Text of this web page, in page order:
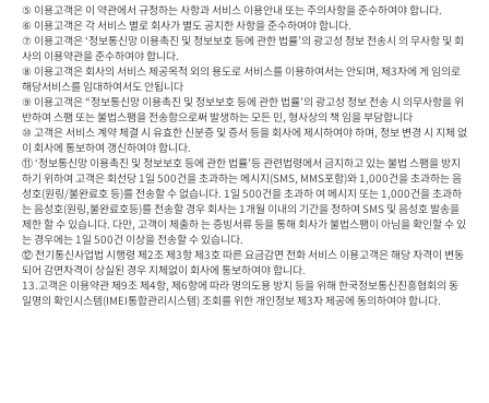
⑤ 이용고객은 이 약관에서 규정하는 사항과 서비스 이용안내 또는 주의사항을 준수하여야 합니다.
⑥ 이용고객은 각 서비스 별로 회사가 별도 공지한 사항을 준수하여야 합니다.
⑦ 이용고객은 ‘정보통신망 이용촉진 및 정보보호 등에 관한 법률’의 광고성 정보 전송시 의 무사항 및 회
사의 이용약관을 준수하여야 합니다.
⑧ 이용고객은 회사의 서비스 제공목적 외의 용도로 서비스를 이용하여서는 안되며, 제3자에 게 임의로
해당서비스를 임대하여서도 안됩니다
⑨ 이용고객은 “정보통신망 이용촉진 및 정보보호 등에 관한 법률’의 광고성 정보 전송 시 의무사항을 위
반하여 스팸 또는 불법스팸을 전송함으로써 발생하는 모든 민, 형사상의 책 임을 부담합니다
⑩ 고객은 서비스 계약 체결 시 유효한 신분증 및 증서 등을 회사에 제시하여야 하며, 정보 변경 시 지체 없
이 회사에 통보하여 갱신하여야 합니다.
⑪ ‘정보통신망 이용촉진 및 정보보호 등에 관한 법률’등 관련법령에서 금지하고 있는 불법 스팸을 방지
하기 위하여 고객은 회선당 1일 500건을 초과하는 메시지(SMS, MMS포함)와 1,000건을 초과하는 음
성호(원링/불완료호 등)를 전송할 수 없습니다. 1일 500건을 초과하 여 메시지 또는 1,000건을 초과하
는 음성호(원링,불완료호등)를 전송할 경우 회사는 1개월 이내의 기간을 정하여 SMS 및 음성호 발송을
제한 할 수 있습니다. 다만, 고객이 제출하 는 증빙서류 등을 통해 회사가 불법스팸이 아님을 확인할 수 있
는 경우에는 1일 500건 이상을 전송할 수 있습니다.
⑫ 전기통신사업법 시행령 제2조 제3항 제3호 따른 요금감면 전화 서비스 이용고객은 해당 자격이 변동
되어 감면자격이 상실된 경우 지체없이 회사에 통보하여야 합니다.
13.고객은 이용약관 제9조 제4항, 제6항에 따라 명의도용 방지 등을 위해 한국정보통신진흥협회의 동
일명의 확인시스템(IMEI통합관리시스템) 조회를 위한 개인정보 제3자 제공에 동의하여야 합니다.